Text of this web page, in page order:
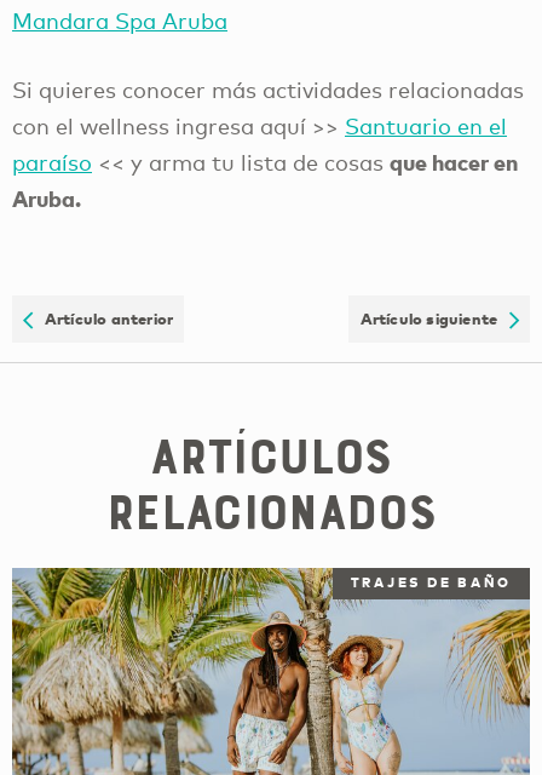
Mandara Spa Aruba
Si quieres conocer más actividades relacionadas
con el wellness ingresa aquí >> Santuario en el
paraíso << y arma tu lista de cosas que hacer en
Aruba.
Artículo anterior Artículo siguiente
Artículos
relacionados
TRAJES DE BAÑO